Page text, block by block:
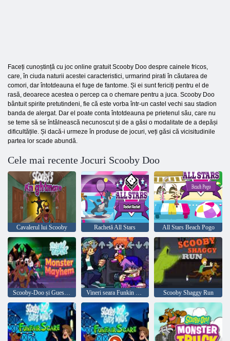
Faceți cunoștință cu joc online gratuit Scooby Doo despre cainele fricos,
care, în ciuda naturii acestei caracteristici, urmarind pirati în căutarea de
comori, dar întotdeauna el fuge de fantome. Și ei sunt fericiți pentru el de
rasă, deoarece acestea o percep ca o chemare pentru a juca. Scooby Doo
bântuit spirite pretutindeni, fie că este vorba într-un castel vechi sau stadion
banda de alergat. Dar el poate conta întotdeauna pe prietenul său, care nu
se teme să se întâlnească necunoscut și de a găsi o modalitate de a depăși
dificultățile. Și dacă-i urmeze în produse de jocuri, veți găsi că vicisitudinile
partea lor scade abundă.
Cele mai recente Jocuri Scooby Doo
Cavalerul lui Scooby Rachetă All Stars All Stars Beach Pogo
Scooby-Doo și Guess Who? Monster Mayhem Vineri seara Funkin VS Shaggy D-Sides Scooby Shaggy Run